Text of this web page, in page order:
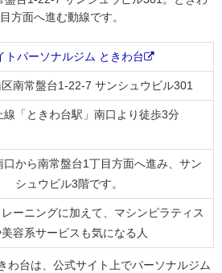
方面へ進む動線です。
トパーソナルジム ときわ台
南常盤台1-22-7 サンシュウビル301
線「ときわ台駅」南口より徒歩3分
口から南常盤台1丁目方面へ進み、サン
シュウビル3階です。
ーニングに加えて、マシンピラティス
容系サービスも気になる人
わ台は、公式サイト上でパーソナルジム